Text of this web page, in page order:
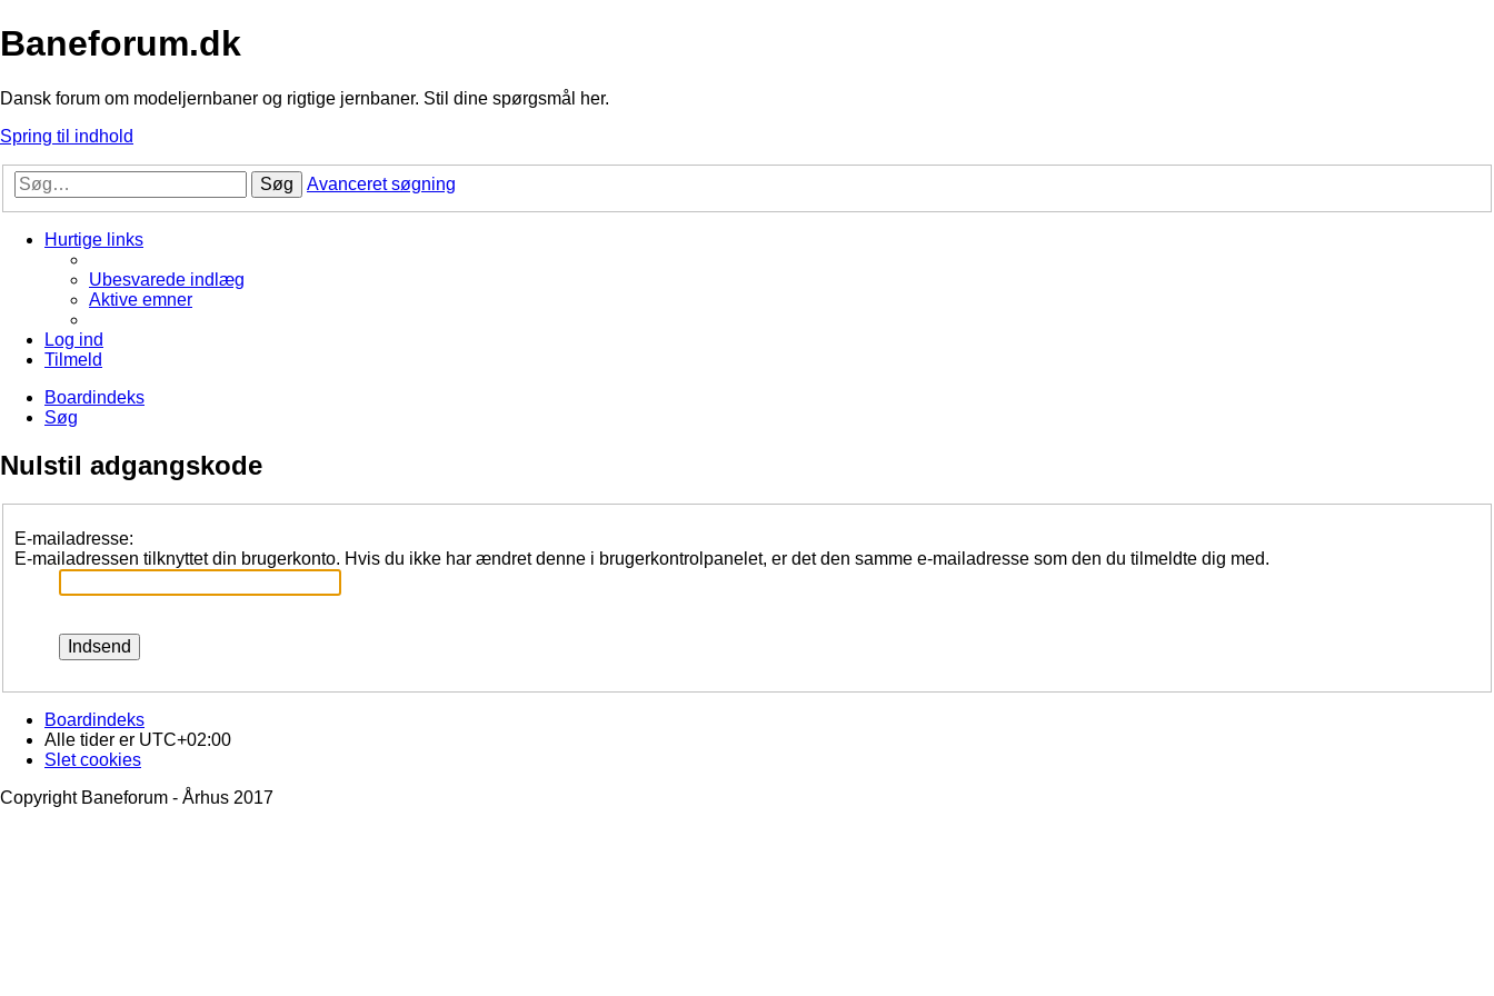
Baneforum.dk
Dansk forum om modeljernbaner og rigtige jernbaner. Stil dine spørgsmål her.
Spring til indhold
Søg Avanceret søgning
Hurtige links
Ubesvarede indlæg
Aktive emner
Log ind
Tilmeld
Boardindeks
Søg
Nulstil adgangskode
E-mailadresse:
E-mailadressen tilknyttet din brugerkonto. Hvis du ikke har ændret denne i brugerkontrolpanelet, er det den samme e-mailadresse som den du tilmeldte dig med.
Boardindeks
Alle tider er UTC+02:00
Slet cookies
Copyright Baneforum - Århus 2017